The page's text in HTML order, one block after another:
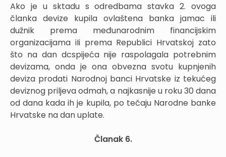
Ako je u sktadu s odredbama stavka 2. ovoga
članka devize kupila ovlaštena banka jamac ili
dužnik prema međunarodnim financijskim
organizacijama iIi prema Republici Hrvatskoj zato
što na dan dcspijeća nije raspolagala potrebnim
devizama, onda je ona obvezna svotu kupnjenih
deviza prodati Narodnoj banci Hrvatske iz tekućeg
deviznog priljeva odmah, a najkasnije u roku 30 dana
od dana kada ih je kupila, po tečaju Narodne banke
Hrvatske na dan uplate.
Članak 6.